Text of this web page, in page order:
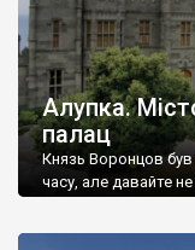
Алупка.
палац
Князь Воронцов
часу, але давайте